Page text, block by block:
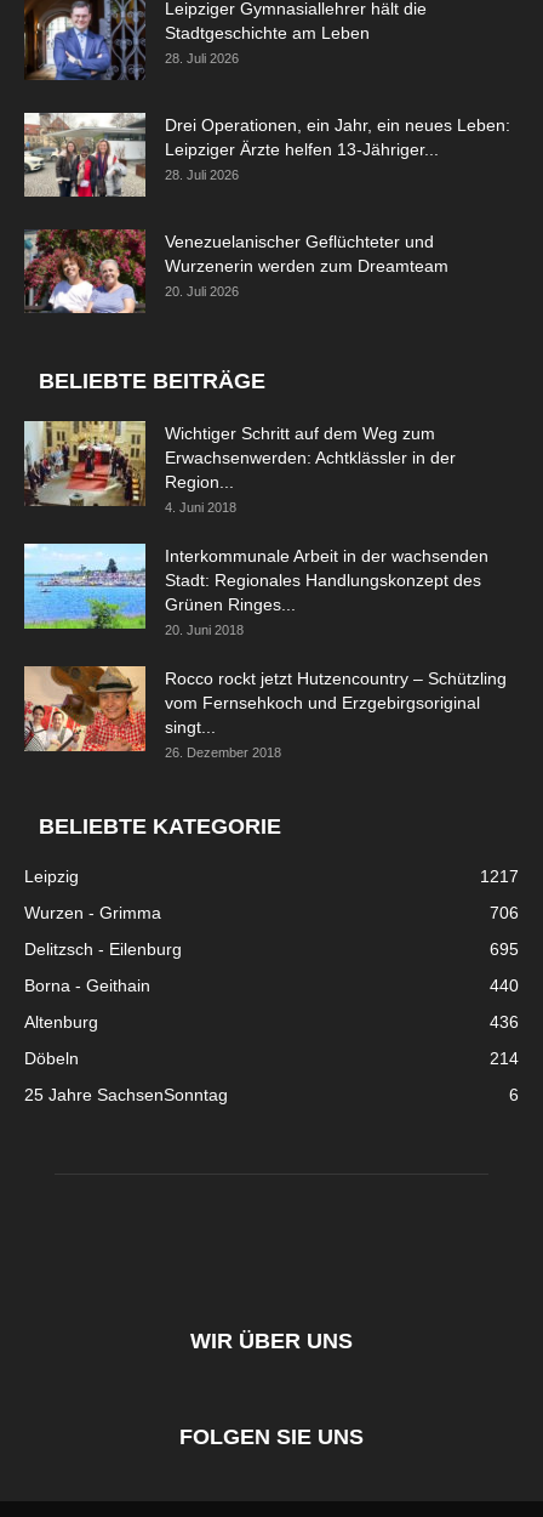
Leipziger Gymnasiallehrer hält die
Stadtgeschichte am Leben
28. Juli 2026
Drei Operationen, ein Jahr, ein neues Leben:
Leipziger Ärzte helfen 13-Jähriger...
28. Juli 2026
Venezuelanischer Geflüchteter und
Wurzenerin werden zum Dreamteam
20. Juli 2026
BELIEBTE BEITRÄGE
Wichtiger Schritt auf dem Weg zum
Erwachsenwerden: Achtklässler in der
Region...
4. Juni 2018
Interkommunale Arbeit in der wachsenden
Stadt: Regionales Handlungskonzept des
Grünen Ringes...
20. Juni 2018
Rocco rockt jetzt Hutzencountry – Schützling
vom Fernsehkoch und Erzgebirgsoriginal
singt...
26. Dezember 2018
BELIEBTE KATEGORIE
Leipzig
1217
Wurzen - Grimma
706
Delitzsch - Eilenburg
695
Borna - Geithain
440
Altenburg
436
Döbeln
214
25 Jahre SachsenSonntag
6
WIR ÜBER UNS
FOLGEN SIE UNS